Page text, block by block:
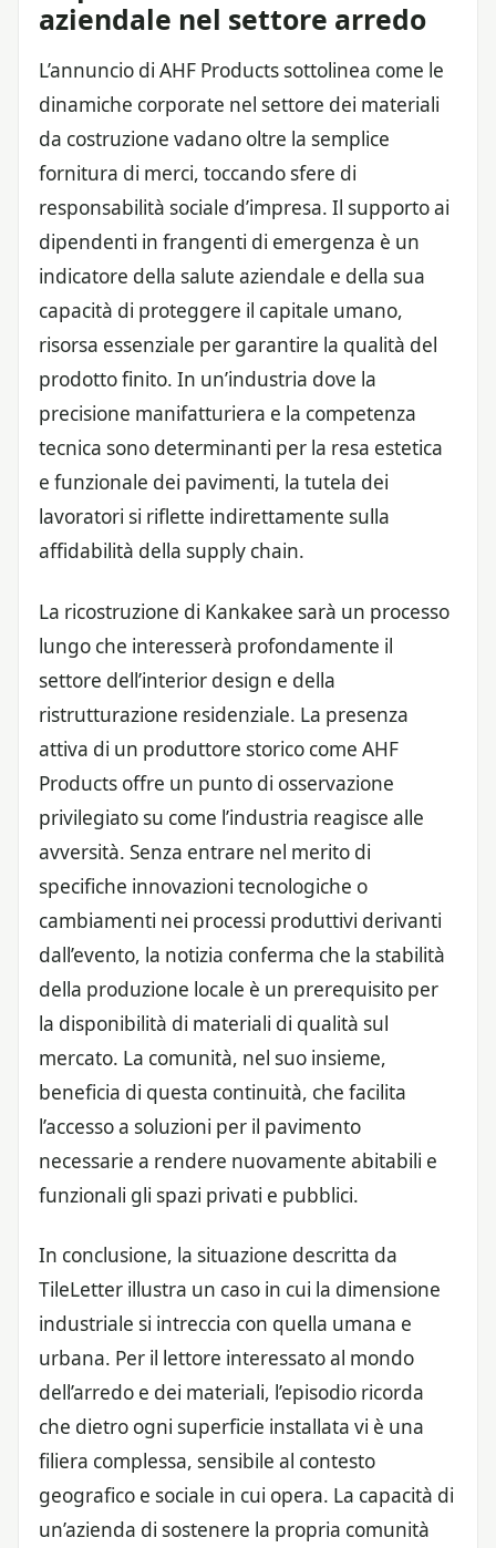
aziendale nel settore arredo
L’annuncio di AHF Products sottolinea come le
dinamiche corporate nel settore dei materiali
da costruzione vadano oltre la semplice
fornitura di merci, toccando sfere di
responsabilità sociale d’impresa. Il supporto ai
dipendenti in frangenti di emergenza è un
indicatore della salute aziendale e della sua
capacità di proteggere il capitale umano,
risorsa essenziale per garantire la qualità del
prodotto finito. In un’industria dove la
precisione manifatturiera e la competenza
tecnica sono determinanti per la resa estetica
e funzionale dei pavimenti, la tutela dei
lavoratori si riflette indirettamente sulla
affidabilità della supply chain.
La ricostruzione di Kankakee sarà un processo
lungo che interesserà profondamente il
settore dell’interior design e della
ristrutturazione residenziale. La presenza
attiva di un produttore storico come AHF
Products offre un punto di osservazione
privilegiato su come l’industria reagisce alle
avversità. Senza entrare nel merito di
specifiche innovazioni tecnologiche o
cambiamenti nei processi produttivi derivanti
dall’evento, la notizia conferma che la stabilità
della produzione locale è un prerequisito per
la disponibilità di materiali di qualità sul
mercato. La comunità, nel suo insieme,
beneficia di questa continuità, che facilita
l’accesso a soluzioni per il pavimento
necessarie a rendere nuovamente abitabili e
funzionali gli spazi privati e pubblici.
In conclusione, la situazione descritta da
TileLetter illustra un caso in cui la dimensione
industriale si intreccia con quella umana e
urbana. Per il lettore interessato al mondo
dell’arredo e dei materiali, l’episodio ricorda
che dietro ogni superficie installata vi è una
filiera complessa, sensibile al contesto
geografico e sociale in cui opera. La capacità di
un’azienda di sostenere la propria comunità